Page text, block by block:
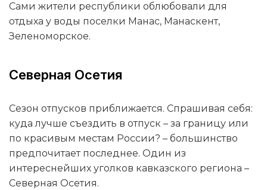
Сами жители республики облюбовали для
отдыха у воды поселки Манас, Манаскент,
Зеленоморское.
Северная Осетия
Сезон отпусков приближается. Спрашивая себя:
куда лучше съездить в отпуск – за границу или
по красивым местам России? – большинство
предпочитает последнее. Один из
интереснейших уголков кавказского региона –
Северная Осетия.